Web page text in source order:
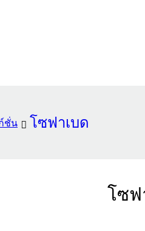
ชั่น โซฟาเบด
โซฟ